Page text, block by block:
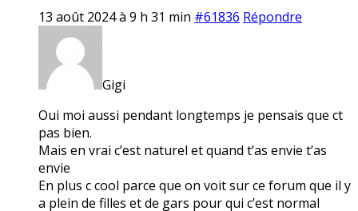
13 août 2024 à 9 h 31 min #61836 Répondre
Gigi
Oui moi aussi pendant longtemps je pensais que ct
pas bien.
Mais en vrai c’est naturel et quand t’as envie t’as
envie
En plus c cool parce que on voit sur ce forum que il y
a plein de filles et de gars pour qui c’est normal